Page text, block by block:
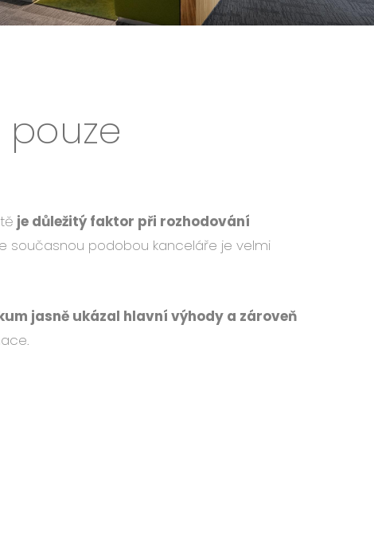
je důležitý faktor při rozhodování
současnou podobou kanceláře je velmi
jasně ukázal hlavní výhody a zároveň